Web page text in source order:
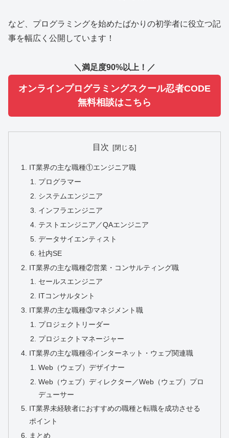
など、プログラミングを始めたばかりの初学者に役立つ記
事を幅広く公開しています！
＼満足度90%以上！／
オンラインプログラミングスクール忍者CODE
無料相談はこちら
目次
IT業界の主な職種①エンジニア職
プログラマー
システムエンジニア
インフラエンジニア
テストエンジニア／QAエンジニア
データサイエンティスト
社内SE
IT業界の主な職種②営業・コンサルティング職
セールスエンジニア
ITコンサルタント
IT業界の主な職種③マネジメント職
プロジェクトリーダー
プロジェクトマネージャー
IT業界の主な職種④インターネット・ウェブ関連職
Web（ウェブ）デザイナー
Web（ウェブ）ディレクター／Web（ウェブ）プロ
デューサー
IT業界未経験者におすすめの職種と転職を成功させる
ポイント
まとめ